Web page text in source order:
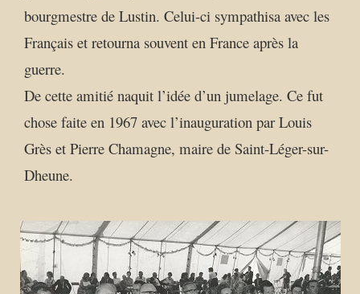
bourgmestre de Lustin. Celui-ci sympathisa avec les
Français et retourna souvent en France après la
guerre.
De cette amitié naquit l’idée d’un jumelage. Ce fut
chose faite en 1967 avec l’inauguration par Louis
Grès et Pierre Chamagne, maire de Saint-Léger-sur-
Dheune.